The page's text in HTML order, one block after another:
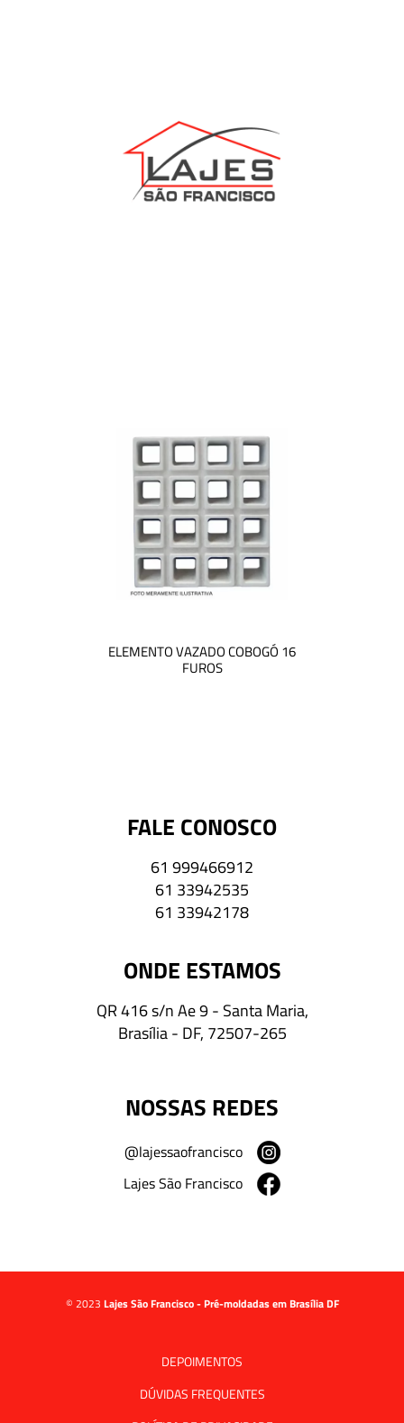
ELEMENTO VAZADO COBOGÓ 16
FUROS
FALE CONOSCO
61 999466912
61 33942535
61 33942178
ONDE ESTAMOS
QR 416 s/n Ae 9 - Santa Maria,
Brasília - DF, 72507-265
NOSSAS REDES
@lajessaofrancisco
Lajes São Francisco
© 2023 Lajes São Francisco - Pré-moldadas em Brasília DF
DEPOIMENTOS
DÚVIDAS FREQUENTES